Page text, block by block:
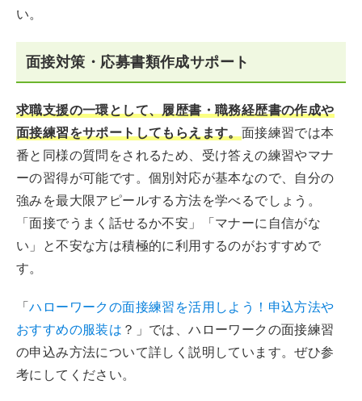
い。
面接対策・応募書類作成サポート
求職支援の一環として、履歴書・職務経歴書の作成や
面接練習をサポートしてもらえます。面接練習では本
番と同様の質問をされるため、受け答えの練習やマナ
ーの習得が可能です。個別対応が基本なので、自分の
強みを最大限アピールする方法を学べるでしょう。
「面接でうまく話せるか不安」「マナーに自信がな
い」と不安な方は積極的に利用するのがおすすめで
す。
「ハローワークの面接練習を活用しよう！申込方法や
おすすめの服装は ？」では、ハローワークの面接練習
の申込み方法について詳しく説明しています。ぜひ参
考にしてください。